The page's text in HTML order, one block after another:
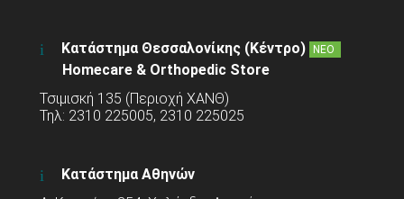
Κατάστημα Θεσσαλονίκης (Κέντρο) ΝΕΟ
Homecare & Orthopedic Store
Τσιμισκή 135 (Περιοχή ΧΑΝΘ)
Τηλ: 2310 225005, 2310 225025
Κατάστημα Αθηνών